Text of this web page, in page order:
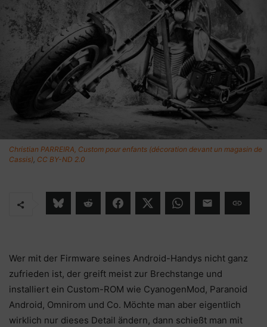
Christian PARREIRA, Custom pour enfants (décoration devant un magasin de
Cassis), CC BY-ND 2.0
Wer mit der Firmware seines Android-Handys nicht ganz
zufrieden ist, der greift meist zur Brechstange und
installiert ein Custom-ROM wie CyanogenMod, Paranoid
Android, Omnirom und Co. Möchte man aber eigentlich
wirklich nur dieses Detail ändern, dann schießt man mit